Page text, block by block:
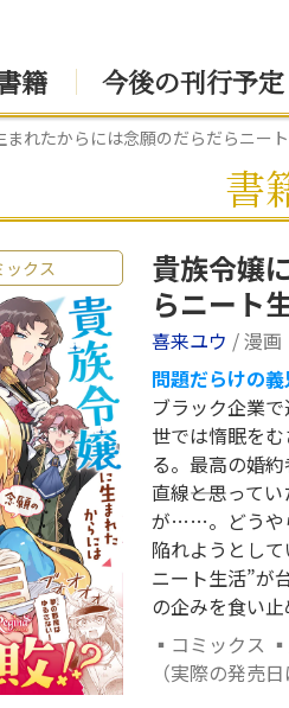
籍 今後の刊行予定
まれたからには念願のだらだらニー
書
ックス
貴族令嬢
らニート
喜来ユウ / 漫画
問題だらけの
ブラック企業
世では惰眠を
る。最高の婚
直線――と思っ
が……。どうや
陥れようとし
ニート生活”が
の企みを食い
▪コミックス
（実際の発売